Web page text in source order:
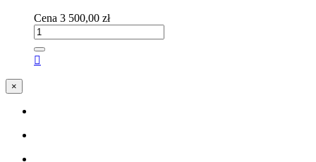
Cena 3 500,00 zł

×